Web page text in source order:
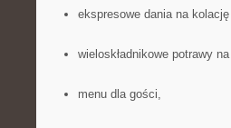
ekspresowe dania na
wieloskładnikowe potrawy
menu dla gości,